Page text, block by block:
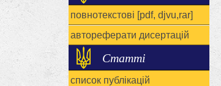
повнотекстові [pdf, djvu,rar]
автореферати дисертацій
Статті
список публікацій